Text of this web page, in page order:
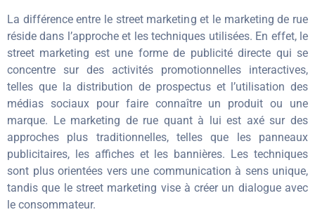
La différence entre le street marketing et le marketing de rue
réside dans l’approche et les techniques utilisées. En effet, le
street marketing est une forme de publicité directe qui se
concentre sur des activités promotionnelles interactives,
telles que la distribution de prospectus et l’utilisation des
médias sociaux pour faire connaître un produit ou une
marque. Le marketing de rue quant à lui est axé sur des
approches plus traditionnelles, telles que les panneaux
publicitaires, les affiches et les bannières. Les techniques
sont plus orientées vers une communication à sens unique,
tandis que le street marketing vise à créer un dialogue avec
le consommateur.